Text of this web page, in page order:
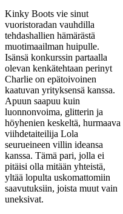
Kinky Boots vie sinut
vuoristoradan vauhdilla
tehdashallien hämärästä
muotimaailman huipulle.
Isänsä konkurssin partaalla
olevan kenkätehtaan perinyt
Charlie on epätoivoinen
kaatuvan yrityksensä kanssa.
Apuun saapuu kuin
luonnonvoima, glitterin ja
höyhenien keskeltä, hurmaava
viihdetaiteilija Lola
seurueineen villin ideansa
kanssa. Tämä pari, jolla ei
pitäisi olla mitään yhteistä,
yltää lopulta uskomattomiin
saavutuksiin, joista muut vain
uneksivat.